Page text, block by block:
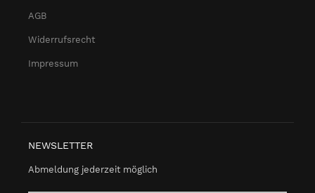
AGB
Widerrufsrecht
Impressum
NEWSLETTER
Abmeldung jederzeit möglich